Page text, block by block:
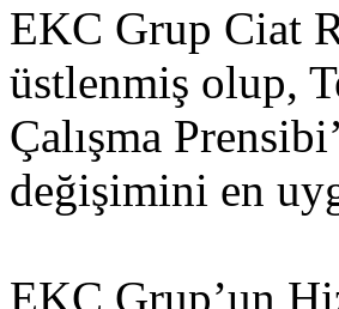
EKC Grup Ciat
üstlenmiş olup,
Çalışma
değişimini en
EKC Grup’un